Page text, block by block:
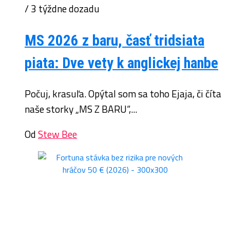
/ 3 týždne dozadu
MS 2026 z baru, časť tridsiata
piata: Dve vety k anglickej hanbe
Počuj, krasuľa. Opýtal som sa toho Ejaja, či číta
naše storky „MS Z BARU“,...
OdStew Bee